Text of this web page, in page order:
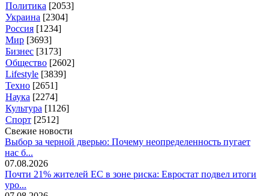
Политика [2053]
Украина [2304]
Россия [1234]
Мир [3693]
Бизнес [3173]
Общество [2602]
Lifestyle [3839]
Техно [2651]
Наука [2274]
Культура [1126]
Спорт [2512]
Свежие новости
Выбор за черной дверью: Почему неопределенность пугает
нас б...
07.08.2026
Почти 21% жителей ЕС в зоне риска: Евростат подвел итоги
уро...